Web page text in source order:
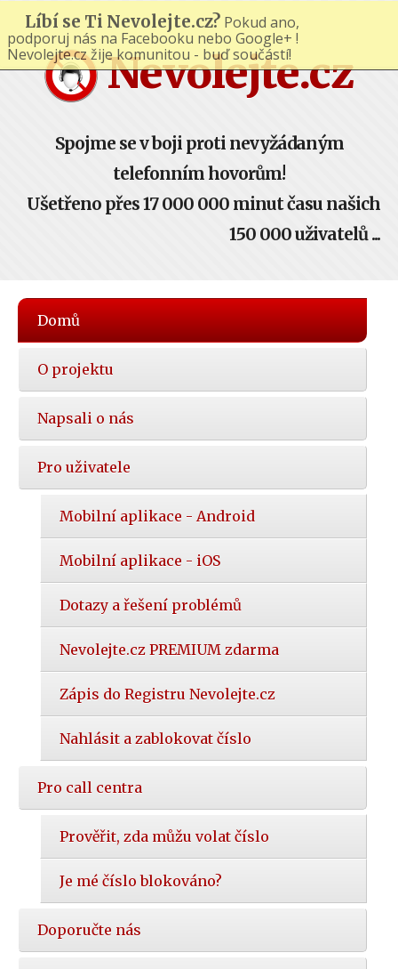
Nevolejte.cz
Spojme se v boji proti nevyžádaným
telefonním hovorům!
Ušetřeno přes 17 000 000 minut času našich
150 000 uživatelů ...
Hlavní
nabídka
Domů
O projektu
Napsali o nás
Pro uživatele
Mobilní aplikace - Android
Mobilní aplikace - iOS
Dotazy a řešení problémů
Nevolejte.cz PREMIUM zdarma
Zápis do Registru Nevolejte.cz
Nahlásit a zablokovat číslo
Pro call centra
Prověřit, zda můžu volat číslo
Je mé číslo blokováno?
Doporučte nás
Líbí se Ti Nevolejte.cz? Pokud ano,
podporuj nás na Facebooku nebo Google+ !
Nevolejte.cz žije komunitou - buď součástí!